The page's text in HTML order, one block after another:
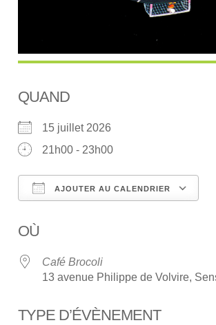
QUAND
15 juillet 2026
21h00 - 23h00
AJOUTER AU CALENDRIER
OÙ
Café Brocoli
13 avenue Philippe de Volvire,
TYPE D’ÉVÈNEMENT